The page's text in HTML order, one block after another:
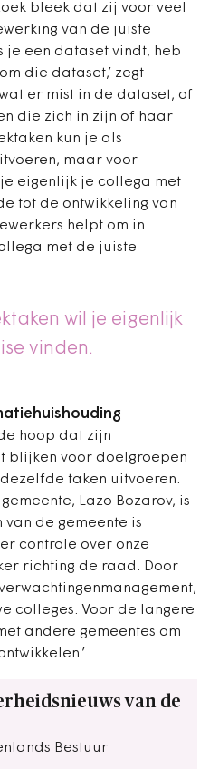
bleek dat zij voor veel
van de juiste
je een dataset vindt, heb
die dataset,’ zegt
er mist in de dataset, of
die zich in zijn of haar
kun je als
maar voor
eigenlijk je collega met
tot de ontwikkeling van
helpt om in
met de juiste
wil je eigenlijk
vinden.
hoop dat zijn
blijken voor doelgroepen
taken uitvoeren.
Lazo Bozarov, is
de gemeente is
controle over onze
richting de raad. Door
colleges. Voor de langere
andere gemeentes om
van de
Bestuur